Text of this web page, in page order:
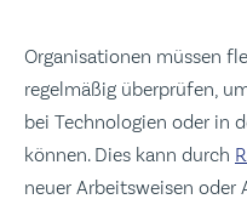
Organisationen müssen
regelmäßig überprüfen,
bei Technologien oder in
können. Dies kann durch
neuer Arbeitsweisen oder